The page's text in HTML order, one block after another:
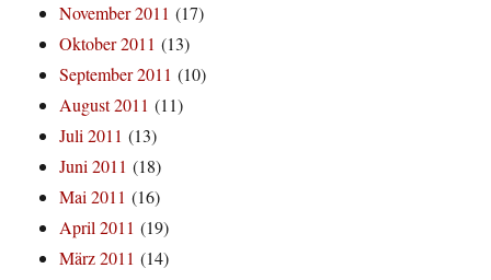
November 2011 (17)
Oktober 2011 (13)
September 2011 (10)
August 2011 (11)
Juli 2011 (13)
Juni 2011 (18)
Mai 2011 (16)
April 2011 (19)
März 2011 (14)